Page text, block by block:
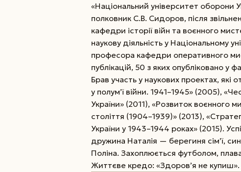
«Національний університет оборони
полковник С.В. Сидоров, після
кафедри історії війн та воєнного
наукову діяльність у Національному
професора кафедри оперативного
публікацій, 50 з яких опубліковано у
Брав участь у наукових проектах, які
у полум’ї війни. 1941–1945» (2005),
України» (2011), «Розвиток воєнного
століття (1904–1939)» (2013),
України у 1943–1944 роках» (2015).
дружина Наталія — берегиня сім’ї,
Поліна. Захоплюється футболом,
Життєве кредо: «Здоров’я не купиш».